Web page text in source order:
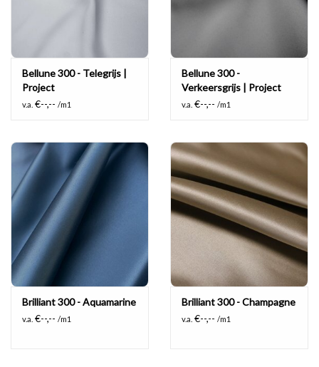
Bellune 300 - Telegrijs |
Project
v.a. €--,-- /m1
Bellune 300 -
Verkeersgrijs | Project
v.a. €--,-- /m1
Brilliant 300 - Aquamarine
v.a. €--,-- /m1
Brilliant 300 - Champagne
v.a. €--,-- /m1